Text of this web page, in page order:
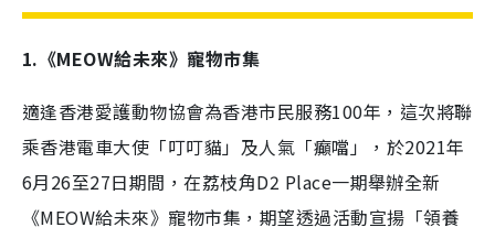
1.《MEOW給未來》寵物市集
適逢香港愛護動物協會為香港市民服務100年，這次將聯
乘香港電車大使「叮叮貓」及人氣「癲噹」，於2021年
6月26至27日期間，在荔枝角D2 Place一期舉辦全新
《MEOW給未來》寵物市集，期望透過活動宣揚「領養